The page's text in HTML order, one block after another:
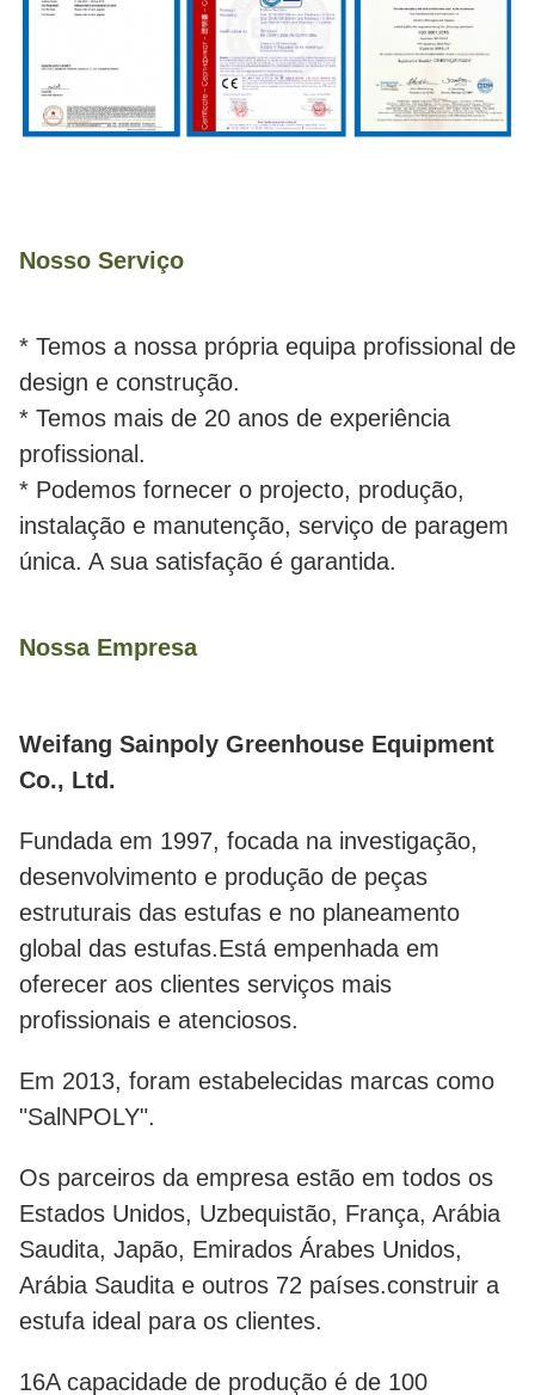
Nosso Serviço
* Temos a nossa própria equipa profissional de
design e construção.
* Temos mais de 20 anos de experiência
profissional.
* Podemos fornecer o projecto, produção,
instalação e manutenção, serviço de paragem
única. A sua satisfação é garantida.
Nossa Empresa
Weifang Sainpoly Greenhouse Equipment
Co., Ltd.
Fundada em 1997, focada na investigação,
desenvolvimento e produção de peças
estruturais das estufas e no planeamento
global das estufas.Está empenhada em
oferecer aos clientes serviços mais
profissionais e atenciosos.
Em 2013, foram estabelecidas marcas como
"SalNPOLY".
Os parceiros da empresa estão em todos os
Estados Unidos, Uzbequistão, França, Arábia
Saudita, Japão, Emirados Árabes Unidos,
Arábia Saudita e outros 72 países.construir a
estufa ideal para os clientes.
16A capacidade de produção é de 100